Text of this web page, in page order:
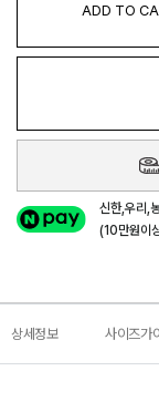
ADD TO
신한,우리,
(10만원이
상세정보 사이즈가